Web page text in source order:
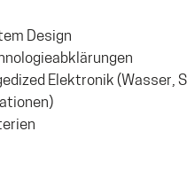
Design
Elektronik (Wasser,